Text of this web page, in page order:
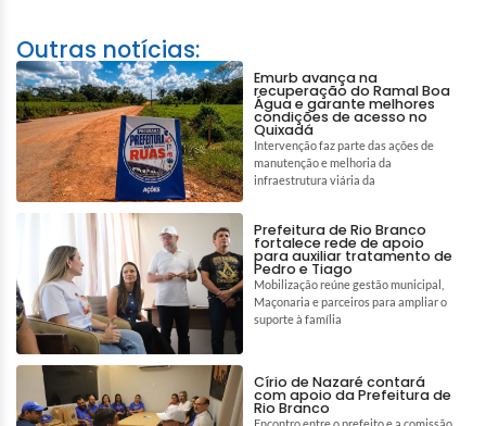
Outras notícias:
Emurb avança na
recuperação do Ramal Boa
Água e garante melhores
condições de acesso no
Quixadá
Intervenção faz parte das ações de
manutenção e melhoria da
infraestrutura viária da
Prefeitura de Rio Branco
fortalece rede de apoio
para auxiliar tratamento de
Pedro e Tiago
Mobilização reúne gestão municipal,
Maçonaria e parceiros para ampliar o
suporte à família
Círio de Nazaré contará
com apoio da Prefeitura de
Rio Branco